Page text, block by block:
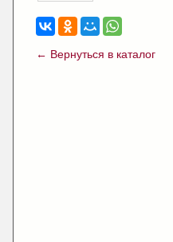
← Вернуться в каталог